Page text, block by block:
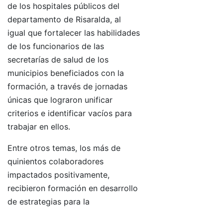
de los hospitales públicos del
departamento de Risaralda, al
igual que fortalecer las habilidades
de los funcionarios de las
secretarías de salud de los
municipios beneficiados con la
formación, a través de jornadas
únicas que lograron unificar
criterios e identificar vacíos para
trabajar en ellos.
Entre otros temas, los más de
quinientos colaboradores
impactados positivamente,
recibieron formación en desarrollo
de estrategias para la